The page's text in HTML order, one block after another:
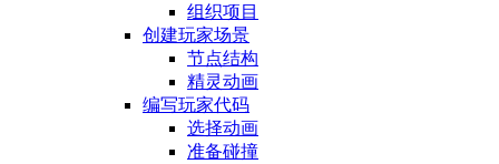
组织项目
创建玩家场景
节点结构
精灵动画
编写玩家代码
选择动画
准备碰撞